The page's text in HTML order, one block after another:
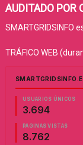
AUDITADO POR
SMARTGRIDSINFO
TRÁFICO WEB